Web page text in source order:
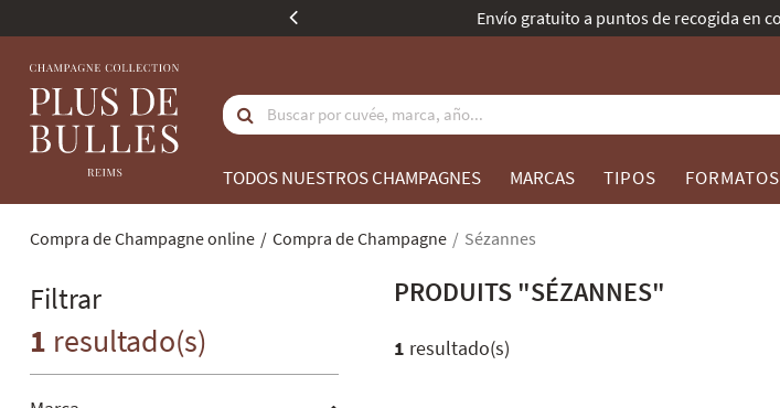
puntos de recogida en compras superiores a 350 euros.
TODOS NUESTROS CHAMPAGNES MARCAS TIPOS FORMATOS
Compra de Champagne online Compra de Champagne Sézannes
Filtrar
1 resultado(s)
PRODUITS "SÉZANNES"
1 resultado(s)